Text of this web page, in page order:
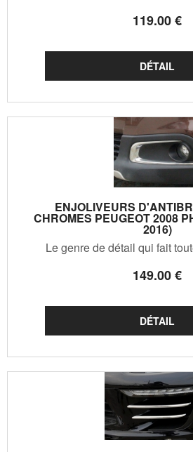
119.00€
ENJOLIVEURS
CHROMES PEUGEOT 2008
2016)
Le genre de détail qui fait
149.00€